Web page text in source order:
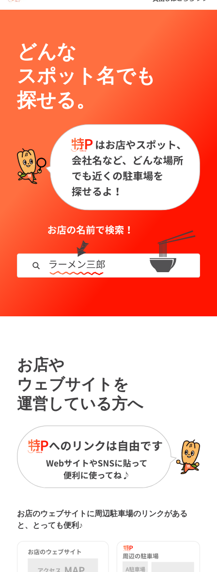
どんな
スポット名でも
探せる。
お店や
ウェブサイトを
運営している方へ
お店のウェブサイトに周辺駐車場のリンクがある
と、とっても便利♪